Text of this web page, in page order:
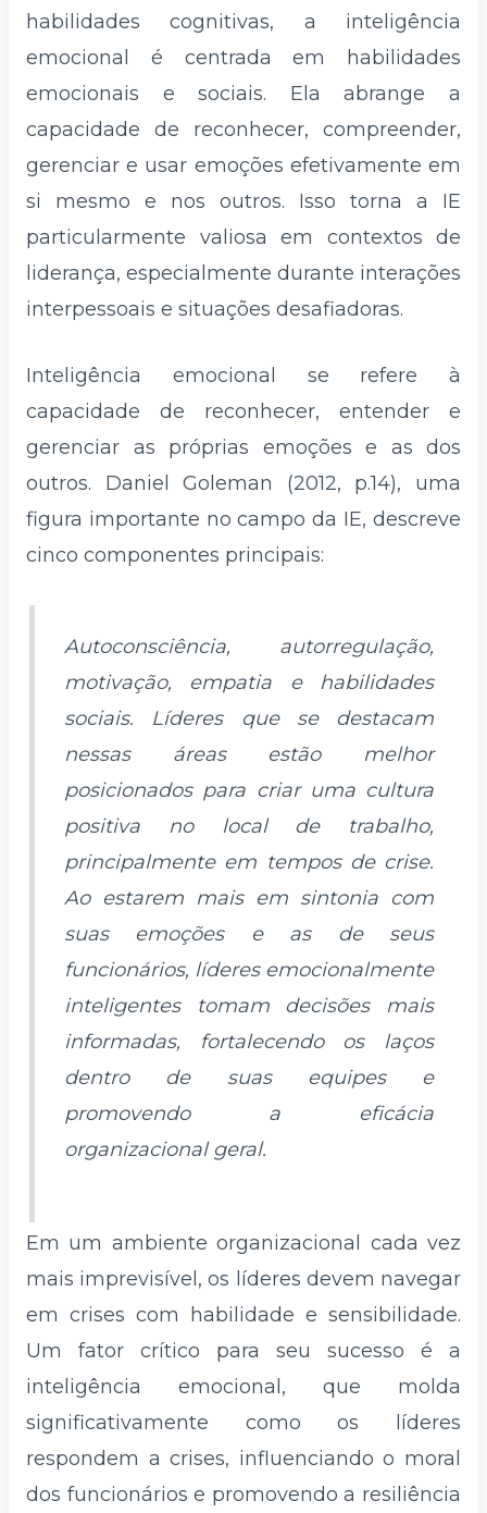
habilidades cognitivas, a inteligência
emocional é centrada em habilidades
emocionais e sociais. Ela abrange a
capacidade de reconhecer, compreender,
gerenciar e usar emoções efetivamente em
si mesmo e nos outros. Isso torna a IE
particularmente valiosa em contextos de
liderança, especialmente durante interações
interpessoais e situações desafiadoras.
Inteligência emocional se refere à
capacidade de reconhecer, entender e
gerenciar as próprias emoções e as dos
outros. Daniel Goleman (2012, p.14), uma
figura importante no campo da IE, descreve
cinco componentes principais:
Autoconsciência, autorregulação,
motivação, empatia e habilidades
sociais. Líderes que se destacam
nessas áreas estão melhor
posicionados para criar uma cultura
positiva no local de trabalho,
principalmente em tempos de crise.
Ao estarem mais em sintonia com
suas emoções e as de seus
funcionários, líderes emocionalmente
inteligentes tomam decisões mais
informadas, fortalecendo os laços
dentro de suas equipes e
promovendo a eficácia
organizacional geral.
Em um ambiente organizacional cada vez
mais imprevisível, os líderes devem navegar
em crises com habilidade e sensibilidade.
Um fator crítico para seu sucesso é a
inteligência emocional, que molda
significativamente como os líderes
respondem a crises, influenciando o moral
dos funcionários e promovendo a resiliência